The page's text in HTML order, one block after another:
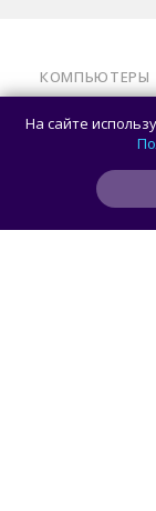
КОМПЬЮТЕРЫ
лучшие
На сайте